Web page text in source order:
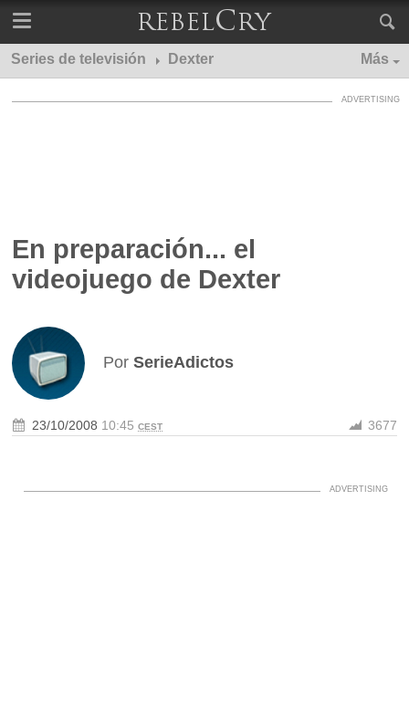
Series de televisión Dexter Más
En preparación... el
videojuego de Dexter
PorSerieAdictos
23/10/2008 10:45CEST 3677